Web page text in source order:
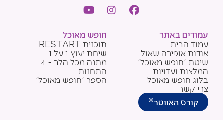
F
I
g
Y
t
u
b
e
עמודים באתר
עמוד הבית
אודות אופירה שאול
שיטת 'חופש מאוכל'
המלצות ועדויות
בלוג חופש מאוכל
צרי קשר
קורס האווטר®
חופש מאוכל
תוכנית RESTART
שיחת יעוץ 1 על 1
מתנה מכל הלב - 4
התחנות
הספר 'חופש מאוכל'